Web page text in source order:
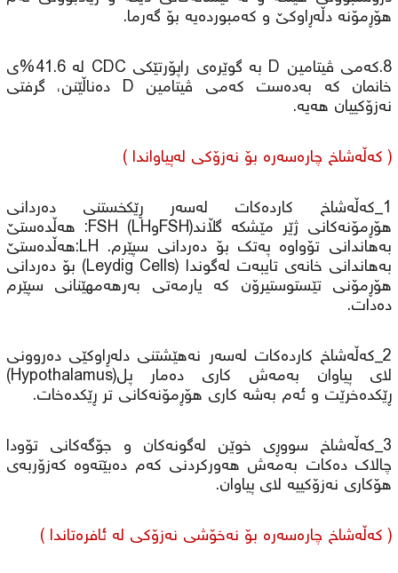
هۆڕمۆنە دڵەڕاوکێ و کەمبوردەیە بۆ گەرما.
8.کەمی ڤیتامین D بە گوێرەی راپۆرتێکی CDC لە 41.6%ی
خانمان کە بەدەست کەمی ڤیتامین D دەناڵێنن، گرفتی
نەزۆکییان هەیە.
( کەڵەشاخ چارەسەرە بۆ نەزۆکی لەپیاواندا )
1_کەڵەشاخ کاردەکات لەسەر ڕێکخستنی دەردانی
هۆڕمۆنەکانی ژێر مێشکە گڵاند(FSHوLH) FSH: هەڵدەستێ
بەهاندانی تۆواوە پەتک بۆ دەردانی سپێرم. LH:هەڵدەستێ
بەهاندانی خانەی تایبەت لەگوندا (Leydig Cells) بۆ دەردانی
هۆڕمۆنی تێستوستیرۆن کە یارمەتی بەرهەمهێنانی سپێرم
دەدات.
2_کەڵەشاخ کاردەکات لەسەر نەهێشتنی دلەڕاوکێی دەروونی
لای پیاوان بەمەش کاری دەمار پل(Hypothalamus)
ڕێکدەخرێت و ئەم بەشە کاری هۆڕمۆنەکانی تر ڕێکدەخات.
3_کەڵەشاخ سووڕی خوێن لەگونەکان و جۆگەکانی تۆودا
چالاک دەکات بەمەش هەورکردنی کەم دەبێتەوە کەزۆربەی
هۆکاری نەزۆکییە لای پیاوان.
( کەڵەشاخ چارەسەرە بۆ نەخۆشی نەزۆکی لە ئافرەتاندا )